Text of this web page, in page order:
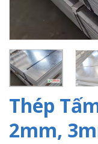
Thép
2mm,